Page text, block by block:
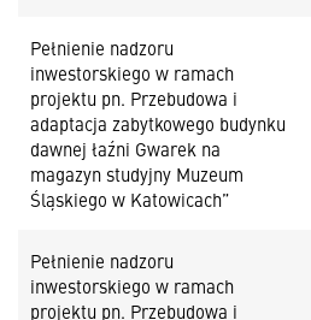
Pełnienie nadzoru
inwestorskiego w ramach
projektu pn. Przebudowa i
adaptacja zabytkowego budynku
dawnej łaźni Gwarek na
magazyn studyjny Muzeum
Śląskiego w Katowicach”
Pełnienie nadzoru
inwestorskiego w ramach
projektu pn. Przebudowa i